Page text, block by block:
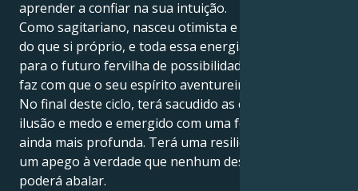
aprender a confiar na sua intuição.
Como sagitariano, nasceu otimista e para algo maior
do que si próprio, e toda essa energia orientadora
para o futuro fervilha de possibilidades - é isso que
faz com que o seu espírito aventureiro se atreva.
No final deste ciclo, terá sacudido as camadas de
ilusão e medo e emergido com uma força espiritual
ainda mais profunda. Terá uma resiliência tranquila e
um apego à verdade que nenhum desafio externo
poderá abalar.